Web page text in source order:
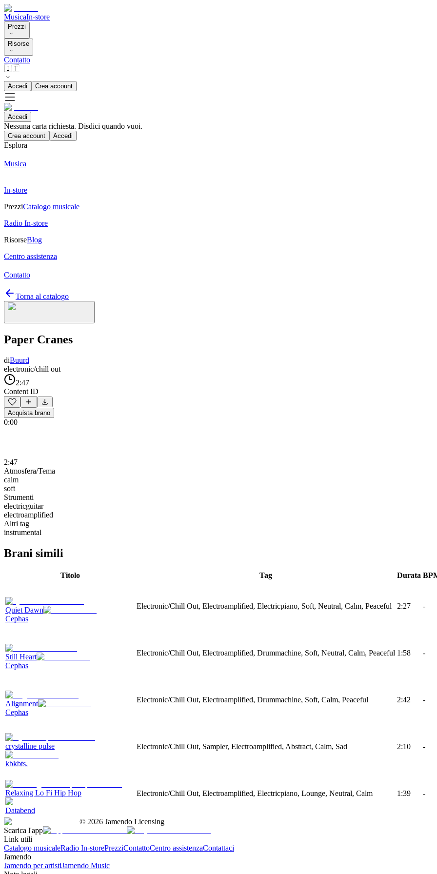
MusicaIn-store
Prezzi
Risorse
Contatto
🇮🇹
Accedi Crea account
Accedi
Nessuna carta richiesta. Disdici quando vuoi.
Crea account Accedi
Esplora
Musica
In-store
PrezziCatalogo musicale
Radio In-store
RisorseBlog
Centro assistenza
Contatto
Torna al catalogo
Paper Cranes
diBuurd
electronic/chill out
2:47
Content ID
Acquista brano
0:00
2:47
Atmosfera/Tema
calm
soft
Strumenti
electricguitar
electroamplified
Altri tag
instrumental
Brani simili
Titolo Tag Durata
Quiet Dawn
Cephas
Electronic/Chill Out, Electroamplified, Electricpiano, Soft, Neutral, Calm, Peaceful 2:27 -
Still Heart
Cephas
Electronic/Chill Out, Electroamplified, Drummachine, Soft, Neutral, Calm, Peaceful 1:58 -
Alignment
Cephas
Electronic/Chill Out, Electroamplified, Drummachine, Soft, Calm, Peaceful 2:42 -
crystalline pulse
kbkbts.
Electronic/Chill Out, Sampler, Electroamplified, Abstract, Calm, Sad 2:10 -
Relaxing Lo Fi Hip Hop
Databend
Electronic/Chill Out, Electroamplified, Electricpiano, Lounge, Neutral, Calm 1:39 -
© 2026 Jamendo Licensing
Scarica l'app
Link utili
Catalogo musicaleRadio In-storePrezziContattoCentro assistenzaContattaci
Jamendo
Jamendo per artistiJamendo Music